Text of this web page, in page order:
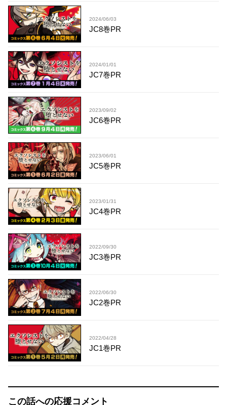
2024/06/03
JC8巻PR
2024/01/01
JC7巻PR
2023/09/02
JC6巻PR
2023/06/01
JC5巻PR
2023/01/31
JC4巻PR
2022/09/30
JC3巻PR
2022/06/30
JC2巻PR
2022/04/28
JC1巻PR
この話への応援コメント